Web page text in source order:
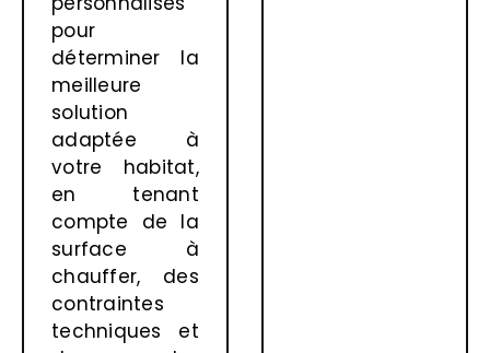
pour
déterminer la
meilleure
solution
adaptée à
votre habitat,
en tenant
compte de la
surface à
chauffer, des
contraintes
techniques et